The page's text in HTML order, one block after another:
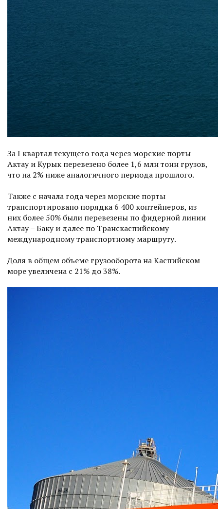
За I квартал текущего года через морские порты
Актау и Курык перевезено более 1,6 млн тонн грузов,
что на 2% ниже аналогичного периода прошлого.
Также с начала года через морские порты
транспортировано порядка 6 400 контейнеров, из
них более 50% были перевезены по фидерной линии
Актау – Баку и далее по Транскаспийскому
международному транспортному маршруту.
Доля в общем объеме грузооборота на Каспийском
море увеличена с 21% до 38%.